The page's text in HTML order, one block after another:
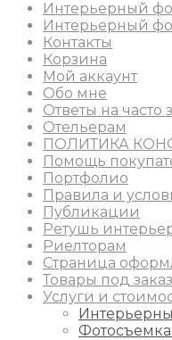
Интерьерный
Интерьерный
Контакты
Корзина
Мой аккаунт
Обо мне
Ответы на
Отельерам
ПОЛИТИКА
Помощь
Портфолио
Правила и
Публикации
Ретушь
Риелторам
Страница
Товары под заказ
Услуги и